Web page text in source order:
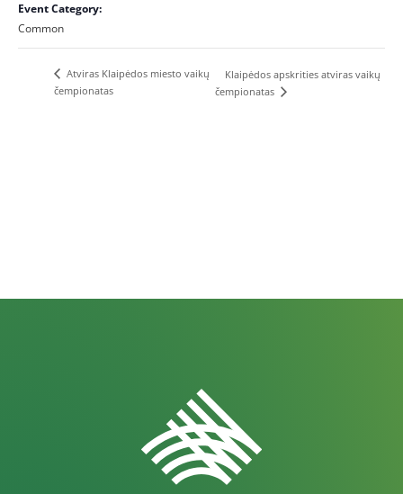
Event Category:
Common
Atviras Klaipėdos miesto vaikų
čempionatas
Klaipėdos apskrities atviras vaikų
čempionatas